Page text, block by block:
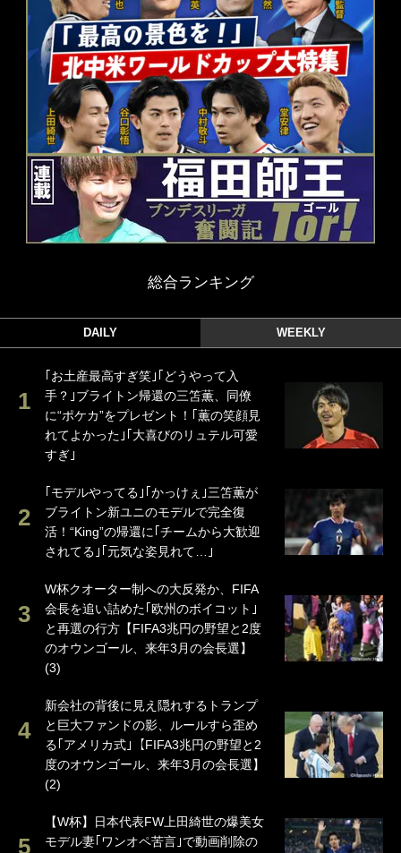
総合ランキング
DAILY WEEKLY
｢お土産最高すぎ笑｣｢どうやって入
手？｣ブライトン帰還の三笘薫、同僚
に“ポケカ”をプレゼント！｢薫の笑顔見
れてよかった｣｢大喜びのリュテル可愛
すぎ｣
｢モデルやってる｣｢かっけぇ｣三笘薫が
ブライトン新ユニのモデルで完全復
活！“King”の帰還に｢チームから大歓迎
されてる｣｢元気な姿見れて…｣
W杯クオーター制への大反発か、FIFA
会長を追い詰めた｢欧州のボイコット｣
と再選の行方【FIFA3兆円の野望と2度
のオウンゴール、来年3月の会長選】
(3)
新会社の背後に見え隠れするトランプ
と巨大ファンドの影、ルールすら歪め
る｢アメリカ式｣【FIFA3兆円の野望と2
度のオウンゴール、来年3月の会長選】
(2)
【W杯】日本代表FW上田綺世の爆美女
モデル妻｢ワンオペ苦言｣で動画削除の